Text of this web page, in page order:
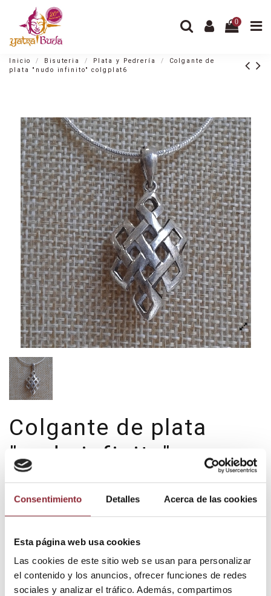
Consentimiento Detalles Acerca de las cookies
Esta página web usa cookies
Las cookies de este sitio web se usan para personalizar
el contenido y los anuncios, ofrecer funciones de redes
sociales y analizar el tráfico. Además, compartimos
0
Inicio Bisuteria Plata y Pedrería
Colgante de
plata "nudo infinito" colgplat6
Colgante de plata
"nudo infinito"
colgplat6
27,00 €